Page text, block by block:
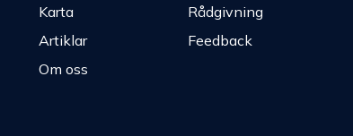
Karta
Artiklar
Om oss
Rådgivning
Feedback